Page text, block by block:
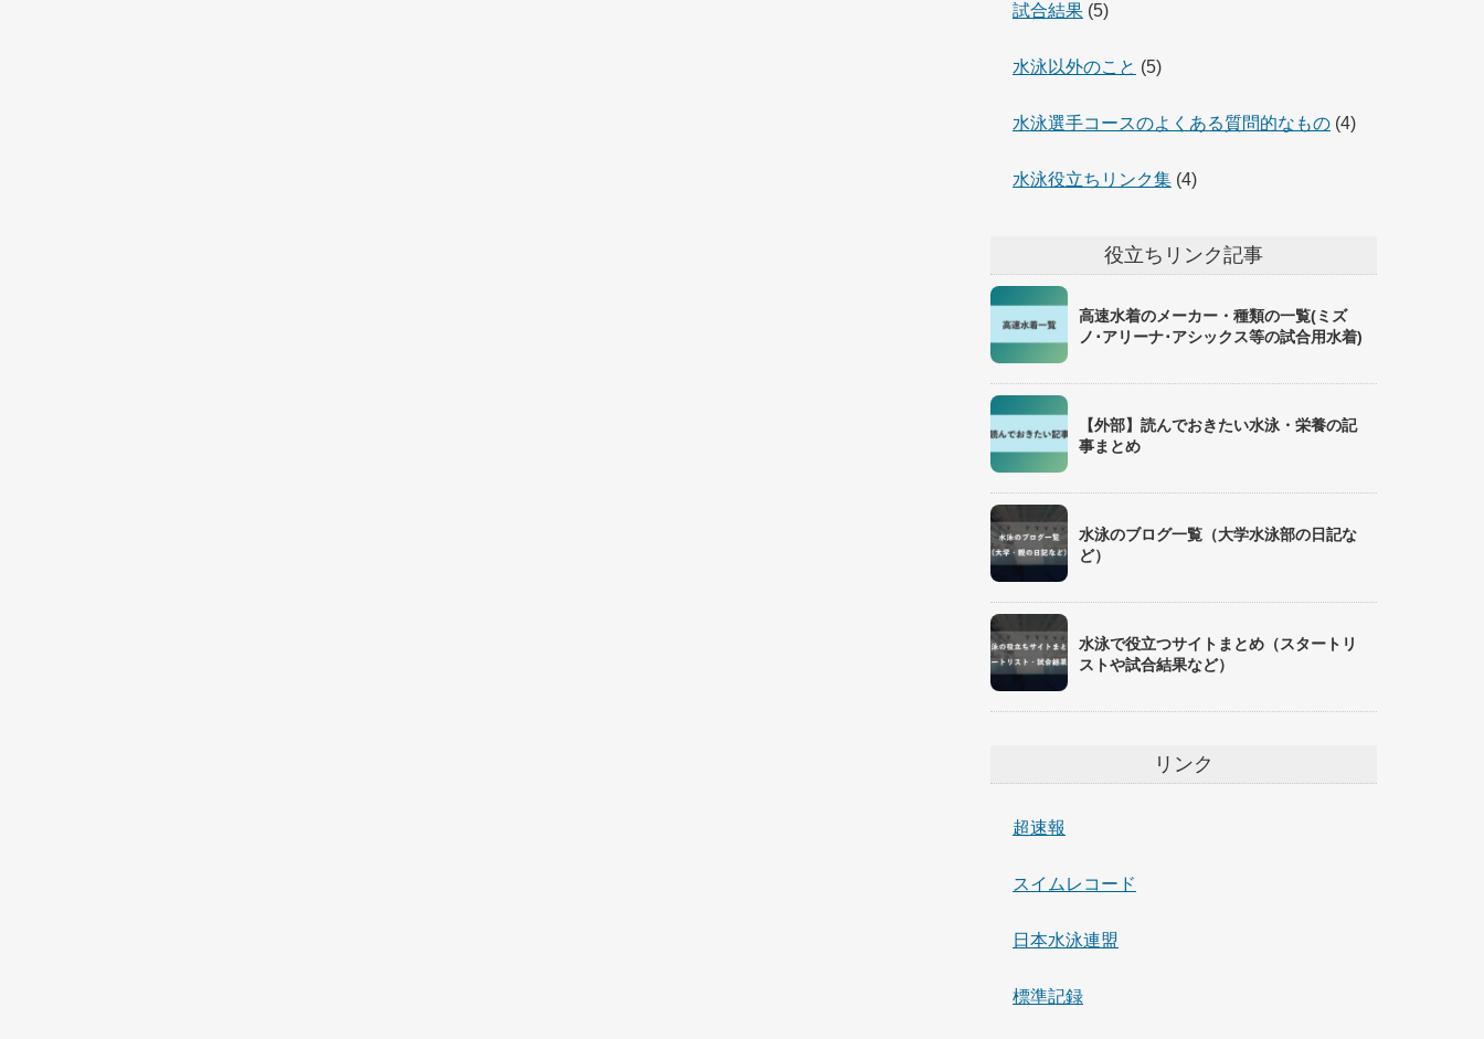
試合結果 (5)
水泳以外のこと (5)
水泳選手コースのよくある質問的なもの (4)
水泳役立ちリンク集 (4)
役立ちリンク記事
高速水着のメーカー・種類の一覧(ミズ
ノ･アリーナ･アシックス等の試合用水着)
【外部】読んでおきたい水泳・栄養の記
事まとめ
水泳のブログ一覧（大学水泳部の日記な
ど）
水泳で役立つサイトまとめ（スタートリ
ストや試合結果など）
リンク
超速報
スイムレコード
日本水泳連盟
標準記録